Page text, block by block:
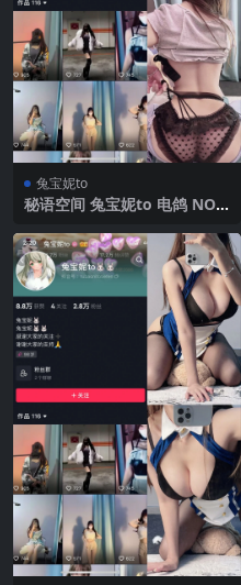
兔宝妮to
秘语空间 兔宝妮to 电鸽 NO.0
更新